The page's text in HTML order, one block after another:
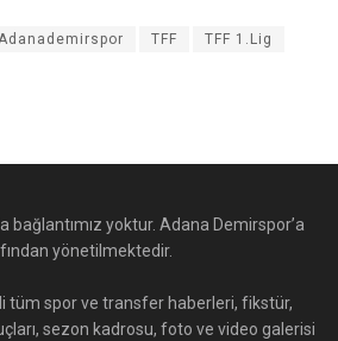
TFF TFF 1.Lig
bağlantımız yoktur. Adana Demirspor’a
yönetilmektedir.
tüm spor ve transfer haberleri, fikstür,
sezon kadrosu, foto ve video galerisi